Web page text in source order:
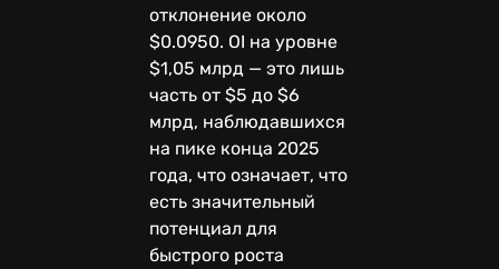
отклонение около
$0.0950. OI на уровне
$1,05 млрд — это лишь
часть от $5 до $6
млрд, наблюдавшихся
на пике конца 2025
года, что означает, что
есть значительный
потенциал для
быстрого роста